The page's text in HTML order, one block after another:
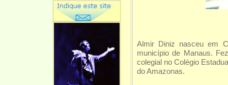
Almir Diniz nasceu em
município de Manaus.
colegial no Colégio
do Amazonas.